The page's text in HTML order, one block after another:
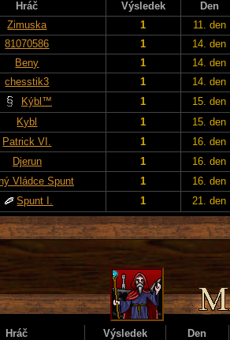
Hráč Výsledek
Den
Zimuska 1
11. den
81070586 1
14. den
Beny 1
14. den
chesstik3 1
14. den
Kýbl™ 1
15. den
Kybl 1
15. den
Patrick VI. 1
16. den
Djerun 1
16. den
Vládce Spunt 1
16. den
Spunt I. 1 21. den
Hráč Výsledek
Den